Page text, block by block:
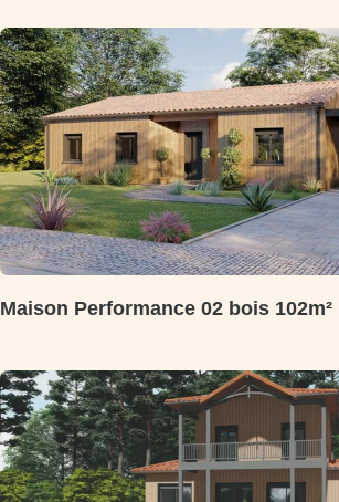
Maison Performance 02 bois 102m²